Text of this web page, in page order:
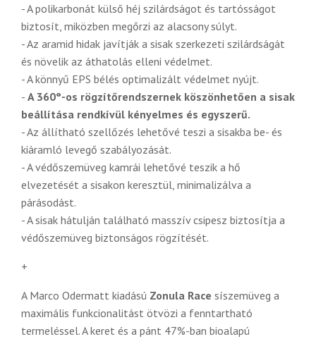
- A polikarbonát külső héj szilárdságot és tartósságot
biztosít, miközben megőrzi az alacsony súlyt.
- Az aramid hidak javítják a sisak szerkezeti szilárdságát
és növelik az áthatolás elleni védelmet.
- A könnyű EPS bélés optimalizált védelmet nyújt.
- A 360°-os rögzítőrendszernek köszönhetően a sisak
beállítása rendkívül kényelmes és egyszerű.
- Az állítható szellőzés lehetővé teszi a sisakba be- és
kiáramló levegő szabályozását.
- A védőszemüveg kamrái lehetővé teszik a hő
elvezetését a sisakon keresztül, minimalizálva a
párásodást.
- A sisak hátulján található masszív csipesz biztosítja a
védőszemüveg biztonságos rögzítését.
+
A Marco Odermatt kiadású Zonula Race síszemüveg a
maximális funkcionalitást ötvözi a fenntartható
termeléssel. A keret és a pánt 47%-ban bioalapú